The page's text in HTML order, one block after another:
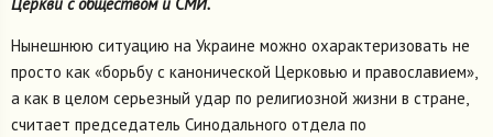
Нынешнюю ситуацию на Украине можно охарактеризовать не
просто как «борьбу с канонической Церковью и православием»,
а как в целом серьезный удар по религиозной жизни в стране,
считает председатель Синодального отдела по